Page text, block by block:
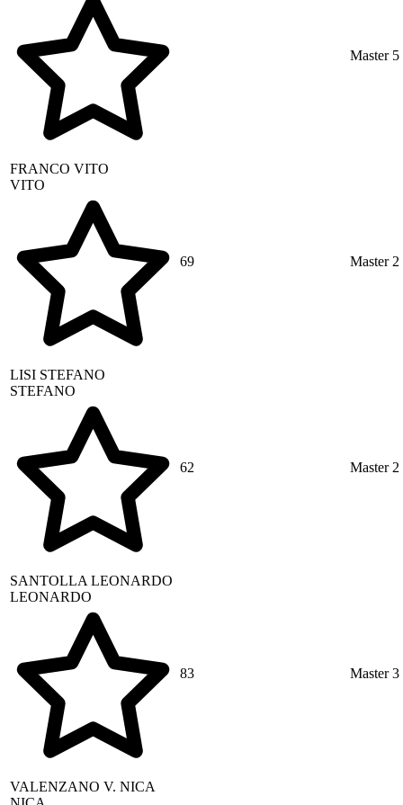
Master 5
FRANCO VITO
VITO
69 Master 2
LISI STEFANO
STEFANO
62 Master 2
SANTOLLA LEONARDO
LEONARDO
83 Master 3
VALENZANO V. NICA